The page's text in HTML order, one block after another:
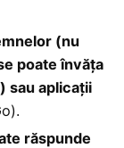
(nu
poate învăța
sau aplicații
răspunde